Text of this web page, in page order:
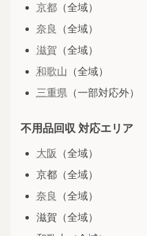
京都（全域）
奈良 （全域）
滋賀 （全域）
和歌山 （全域）
三重県 （一部対応外）
不用品回収 対応エリア
大阪 （全域）
京都（全域）
奈良 （全域）
滋賀（全域）